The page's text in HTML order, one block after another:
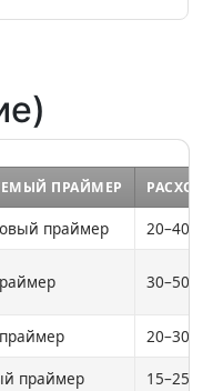
ПРАЙМЕР
праймер
20–40
30–50
20–30
праймер 15–25